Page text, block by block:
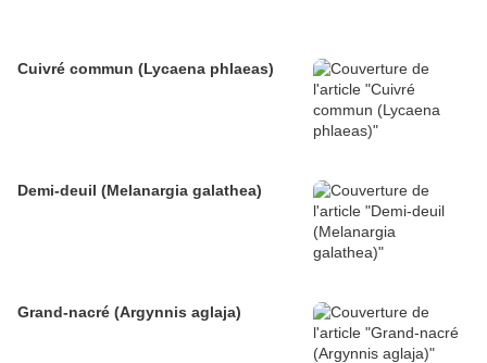
Cuivré commun (Lycaena phlaeas)
Demi-deuil (Melanargia galathea)
Grand-nacré (Argynnis aglaja)